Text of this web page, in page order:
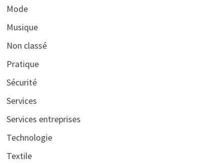
Mode
Musique
Non classé
Pratique
Sécurité
Services
Services entreprises
Technologie
Textile